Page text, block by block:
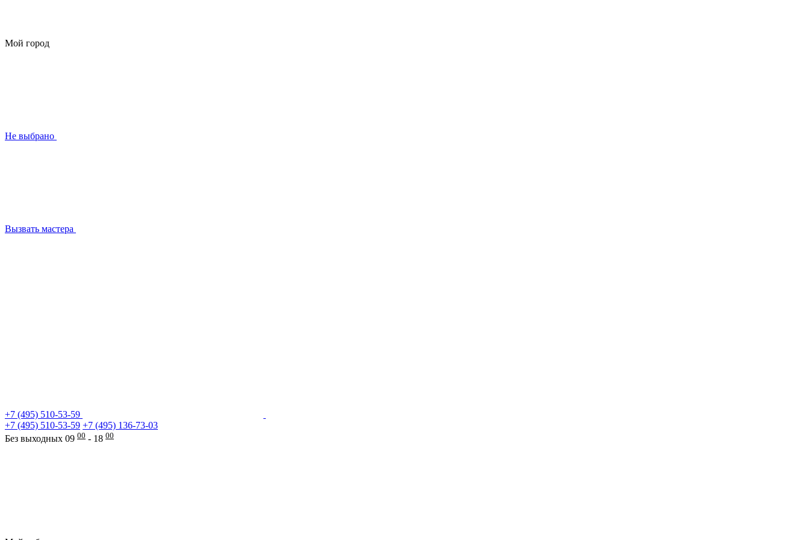
Мой город
Не выбрано
Вызвать мастера
+7 (495) 510-53-59
+7 (495) 510-53-59 +7 (495) 136-73-03
Без выходных 09 00 - 18 00